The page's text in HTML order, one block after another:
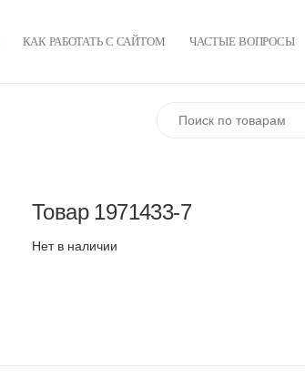
КАК РАБОТАТЬ С САЙТОМ ЧАСТЫЕ ВОПРОСЫ
Товар 1971433-7
Нет в наличии